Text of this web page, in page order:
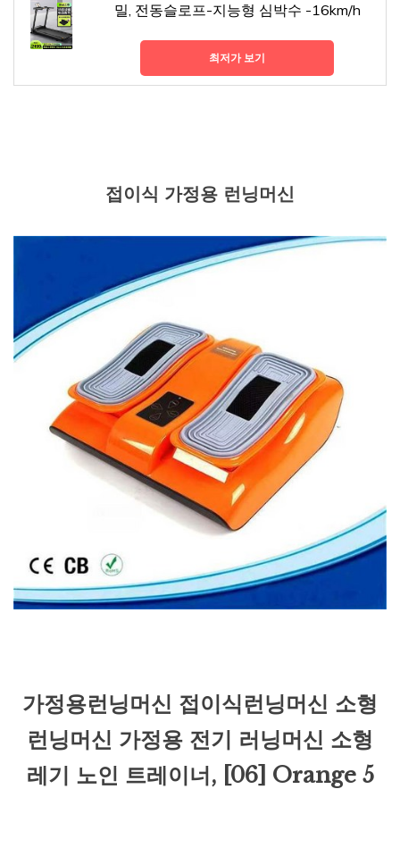
밀, 전동슬로프-지능형 심박수 -16km/h
최저가 보기
접이식 가정용 런닝머신
가정용런닝머신 접이식런닝머신 소형
런닝머신 가정용 전기 러닝머신 소형
레기 노인 트레이너, [06] Orange 5